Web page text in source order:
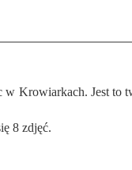
8 zdjęć.